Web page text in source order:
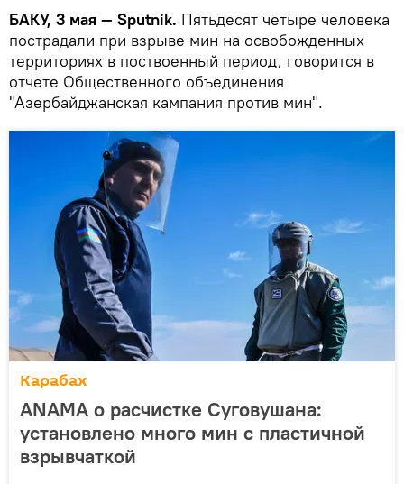
БАКУ, 3 мая — Sputnik. Пятьдесят четыре человека
пострадали при взрыве мин на освобожденных
территориях в поствоенный период, говорится в
отчете Общественного объединения
"Азербайджанская кампания против мин".
Карабах
ANAMA о расчистке Суговушана:
установлено много мин с пластичной
взрывчаткой